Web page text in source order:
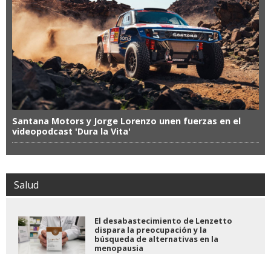
Santana Motors y Jorge Lorenzo unen fuerzas en el
videopodcast 'Dura la Vita'
Salud
El desabastecimiento de Lenzetto
dispara la preocupación y la
búsqueda de alternativas en la
menopausia